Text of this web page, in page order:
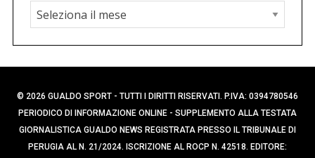
A
r
c
h
i
v
i
© 2026 GUALDO SPORT - TUTTI I DIRITTI RISERVATI. P.IVA: 0394780546
PERIODICO DI INFORMAZIONE ONLINE - SUPPLEMENTO ALLA TESTATA
GIORNALISTICA GUALDO NEWS REGISTRATA PRESSO IL TRIBUNALE DI
PERUGIA AL N. 21/2024. ISCRIZIONE AL ROCP N. 42518. EDITORE: